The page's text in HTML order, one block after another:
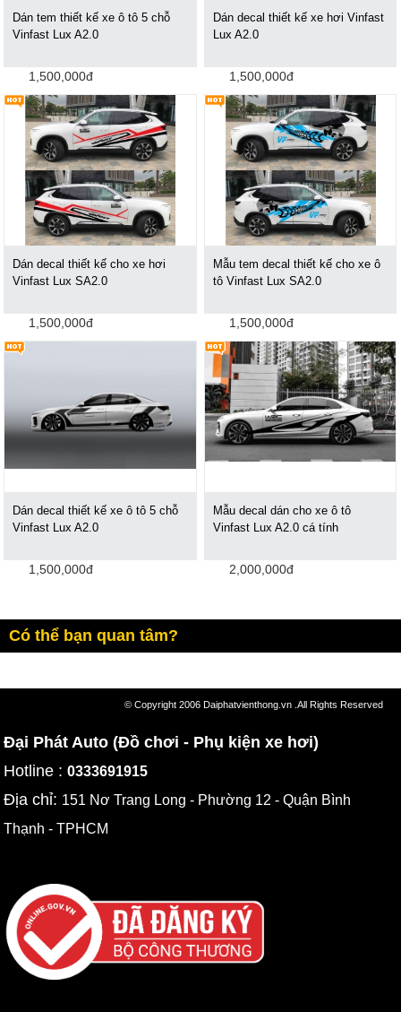
Dán tem thiết kế xe ô tô 5 chỗ
Vinfast Lux A2.0
1,500,000đ
Dán decal thiết kế xe hơi Vinfast
Lux A2.0
1,500,000đ
Dán decal thiết kế cho xe hơi
Vinfast Lux SA2.0
1,500,000đ
Mẫu tem decal thiết kế cho xe ô
tô Vinfast Lux SA2.0
1,500,000đ
Dán decal thiết kế xe ô tô 5 chỗ
Vinfast Lux A2.0
1,500,000đ
Mẫu decal dán cho xe ô tô
Vinfast Lux A2.0 cá tính
2,000,000đ
Có thể bạn quan tâm?
© Copyright 2006 Daiphatvienthong.vn .All Rights Reserved
Đại Phát Auto (Đồ chơi - Phụ kiện xe hơi)
Hotline :0333691915
Địa chỉ: 151 Nơ Trang Long - Phường 12 - Quận Bình
Thạnh - TPHCM